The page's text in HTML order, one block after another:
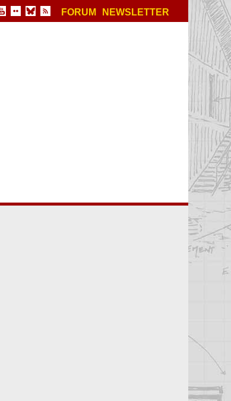
FORUM NEWSLETTER